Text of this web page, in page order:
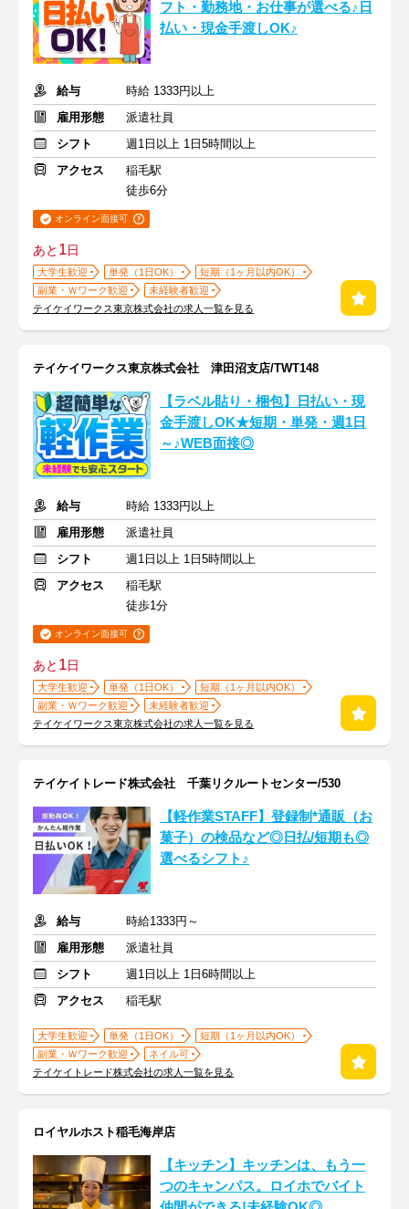
フト・勤務地・お仕事が選べる♪日
払い・現金手渡しOK♪
給与
時給 1333円以上
雇用形態
派遣社員
シフト
週1日以上 1日5時間以上
アクセス
稲毛駅
徒歩6分
オンライン面接可
あと 1日
大学生歓迎 単発（1日OK）
短期（1ヶ月以内OK）
副業・Ｗワーク歓迎
未経験者歓迎
テイケイワークス東京株式会社の求人一覧を見る
テイケイワークス東京株式会社 津田沼支店/TWT148
【ラベル貼り・梱包】日払い・現
金手渡しOK★短期・単発・週1日
～♪WEB面接◎
給与
時給 1333円以上
雇用形態
派遣社員
シフト
週1日以上 1日5時間以上
アクセス
稲毛駅
徒歩1分
オンライン面接可
あと 1日
大学生歓迎 単発（1日OK）
短期（1ヶ月以内OK）
副業・Ｗワーク歓迎
未経験者歓迎
テイケイワークス東京株式会社の求人一覧を見る
テイケイトレード株式会社 千葉リクルートセンター/530
【軽作業STAFF】登録制*通販（お
菓子）の検品など◎日払/短期も◎
選べるシフト♪
給与
時給1333円～
雇用形態
派遣社員
シフト
週1日以上 1日6時間以上
アクセス
稲毛駅
大学生歓迎 単発（1日OK）
短期（1ヶ月以内OK）
副業・Ｗワーク歓迎
ネイル可
テイケイトレード株式会社の求人一覧を見る
ロイヤルホスト稲毛海岸店
【キッチン】キッチンは、もう一
つのキャンパス。ロイホでバイト